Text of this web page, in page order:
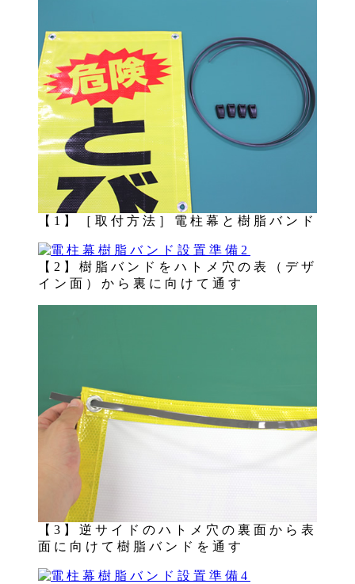
【1】［取付方法］電柱幕と樹脂バンド
【2】樹脂バンドをハトメ穴の表（デザ
イン面）から裏に向けて通す
【3】逆サイドのハトメ穴の裏面から表
面に向けて樹脂バンドを通す